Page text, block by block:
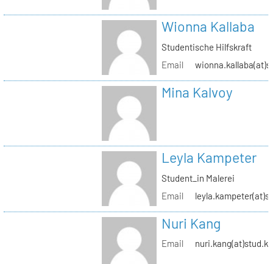
Wionna Kallaba
Studentische Hilfskraft
Email
Mina Kalvoy
Leyla Kampeter
Student_in Malerei
Email
Nuri Kang
Email